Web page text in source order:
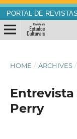
PORTAL DE
HOME / ARCHIVES /
Perry